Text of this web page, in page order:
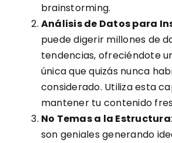
brainstorming.
Análisis de Datos para
puede digerir millones de
tendencias, ofreciéndote
única que quizás nunca
considerado. Utiliza esta
mantener tu contenido
No Temas a la Estructura
son geniales generando